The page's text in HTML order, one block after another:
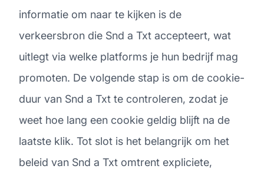
informatie om naar te kijken is de
verkeersbron die Snd a Txt accepteert, wat
uitlegt via welke platforms je hun bedrijf mag
promoten. De volgende stap is om de cookie-
duur van Snd a Txt te controleren, zodat je
weet hoe lang een cookie geldig blijft na de
laatste klik. Tot slot is het belangrijk om het
beleid van Snd a Txt omtrent expliciete,